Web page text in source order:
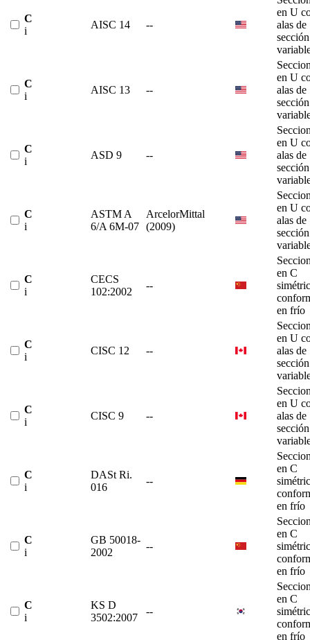
C
i
AISC 14 --
en U
alas de
sección
C
i
AISC 13 --
en U
alas de
sección
C
i
ASD 9 --
en U
alas de
sección
C
i
ASTM A
6/A 6M-07
ArcelorMittal
(2009)
en U
alas de
sección
C
i
CECS
102:2002
--
en C
en frío
C
i
CISC 12 --
en U
alas de
sección
C
i
CISC 9 --
en U
alas de
sección
C
i
DASt Ri.
016
--
en C
en frío
C
i
GB 50018-
2002
--
en C
en frío
C
i
KS D
3502:2007
--
en C
en frío